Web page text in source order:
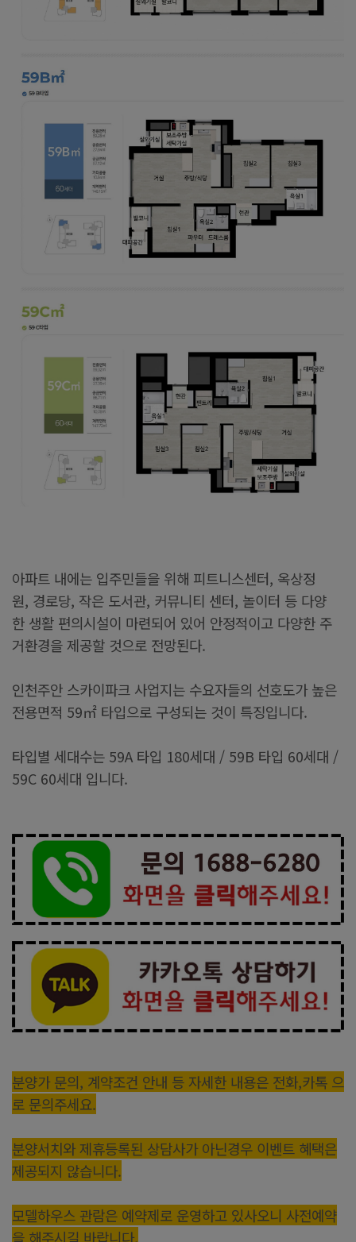
아파트 내에는 입주민들을 위해 피트니스센터, 옥상정
원, 경로당, 작은 도서관, 커뮤니티 센터, 놀이터 등 다양
한 생활 편의시설이 마련되어 있어 안정적이고 다양한 주
거환경을 제공할 것으로 전망된다.
인천주안 스카이파크 사업지는 수요자들의 선호도가 높은
전용면적 59㎡ 타입으로 구성되는 것이 특징입니다.
타입별 세대수는 59A 타입 180세대 / 59B 타입 60세대 /
59C 60세대 입니다.
분양가 문의, 계약조건 안내 등 자세한 내용은 전화,카톡 으
로 문의주세요.
분양서치와 제휴등록된 상담사가 아닌경우 이벤트 혜택은
제공되지 않습니다.
모델하우스 관람은 예약제로 운영하고 있사오니 사전예약
을 해주시길 바랍니다.